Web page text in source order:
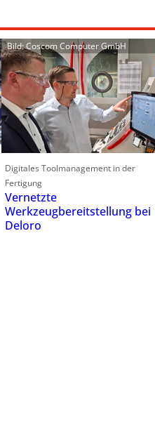
Bild: Coscom Computer GmbH
Digitales Toolmanagement in der
Fertigung
Vernetzte
Werkzeugbereitstellung bei
Deloro